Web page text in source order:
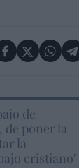
de
poner la
la
cristiano"